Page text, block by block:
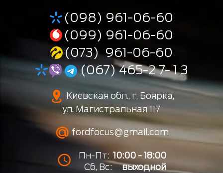
(098) 961-06-60
(099) 961-06-60
(073) 961-06-60
(067) 465-2 7- 1 3
Киевская обл., г. Боярка,
ул. Магистральная 117
fordfocus@gmail.com
Пн-Пт: 10:00 - 18:00
Сб, Вс:
выходной